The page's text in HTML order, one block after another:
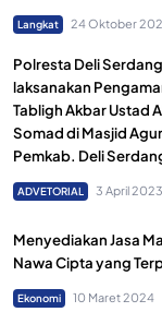
Langkat 24 Oktober
Polresta Deli Serdang
laksanakan
Tabligh Akbar Ustad
Somad di Masjid
Pemkab. Deli
ADVETORIAL 3 April 2023
Menyediakan Jasa
Nawa Cipta yang
Ekonomi 10 Maret 2024